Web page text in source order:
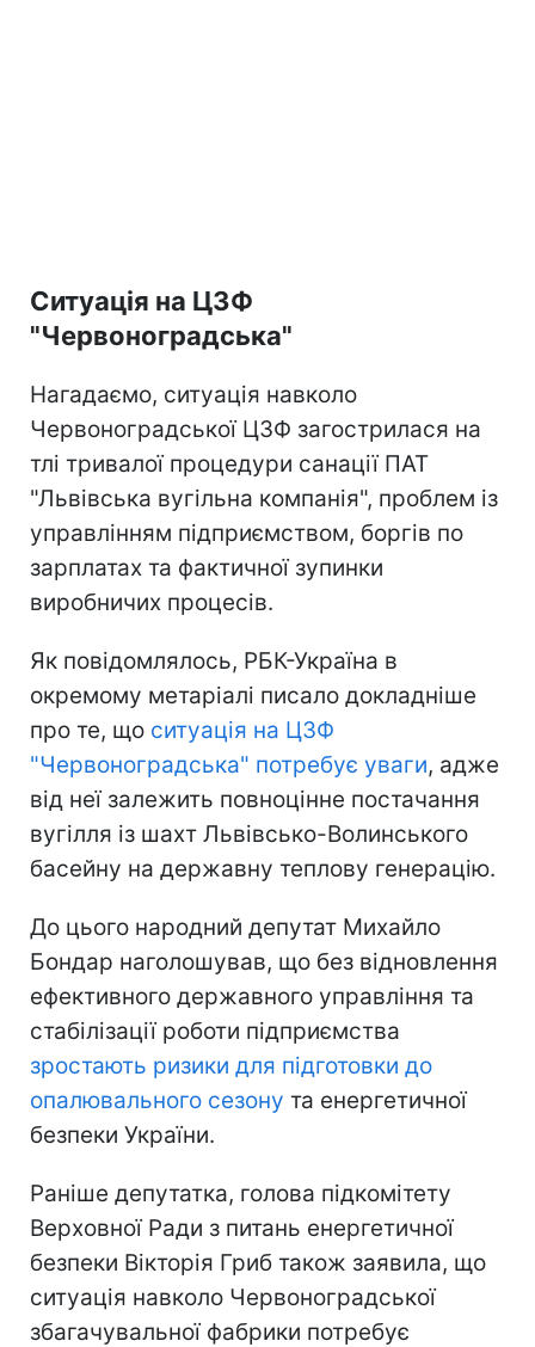
Ситуація на ЦЗФ
"Червоноградська"
Нагадаємо, ситуація навколо
Червоноградської ЦЗФ загострилася на
тлі тривалої процедури санації ПАТ
"Львівська вугільна компанія", проблем із
управлінням підприємством, боргів по
зарплатах та фактичної зупинки
виробничих процесів.
Як повідомлялось, РБК-Україна в
окремому метаріалі писало докладніше
про те, що ситуація на ЦЗФ
"Червоноградська" потребує уваги, адже
від неї залежить повноцінне постачання
вугілля із шахт Львівсько-Волинського
басейну на державну теплову генерацію.
До цього народний депутат Михайло
Бондар наголошував, що без відновлення
ефективного державного управління та
стабілізації роботи підприємства
зростають ризики для підготовки до
опалювального сезону та енергетичної
безпеки України.
Раніше депутатка, голова підкомітету
Верховної Ради з питань енергетичної
безпеки Вікторія Гриб також заявила, що
ситуація навколо Червоноградської
збагачувальної фабрики потребує